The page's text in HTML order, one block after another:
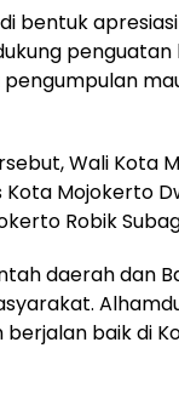
bentuk
pengumpulan
Wali Kota
Mojokerto
Robik
daerah dan
baik di